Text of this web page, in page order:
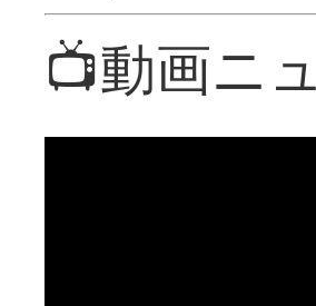
📺動画ニ